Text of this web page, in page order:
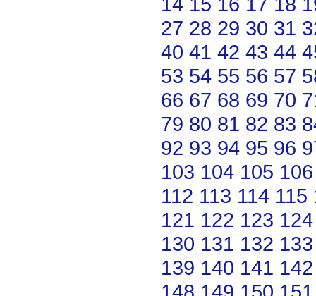
27 28 29 30 31
40 41 42 43 44
53 54 55 56 57
66 67 68 69 70
79 80 81 82 83
92 93 94 95 96
103 104 105 106
112 113 114 115
121 122 123 124
130 131 132 133
139 140 141 142